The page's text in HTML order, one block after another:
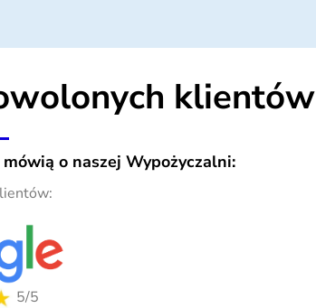
klientów
o naszej Wypożyczalni:
5/5